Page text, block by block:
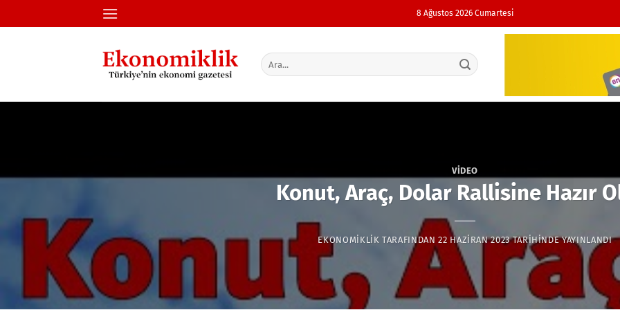
atla
8 Ağustos 2026 Cumartesi
VIDEO
Konut, Araç, Dolar Rallisine Hazır
EKONOMIKLIK TARAFINDAN 22 HAZIRAN 2023TARIHINDE YAYINLANDI